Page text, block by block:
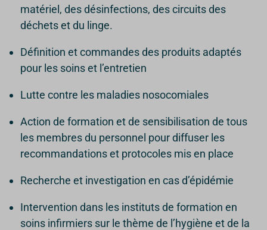
matériel, des désinfections, des circuits des
déchets et du linge.
Définition et commandes des produits adaptés
pour les soins et l’entretien
Lutte contre les maladies nosocomiales
Action de formation et de sensibilisation de tous
les membres du personnel pour diffuser les
recommandations et protocoles mis en place
Recherche et investigation en cas d’épidémie
Intervention dans les instituts de formation en
soins infirmiers sur le thème de l’hygiène et de la